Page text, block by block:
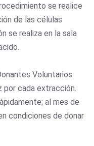
se realice
de las células
se realiza en la sala
Voluntarios
por cada extracción.
al mes de
condiciones de donar